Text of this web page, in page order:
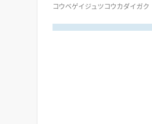
コウベゲイジュツコウカダイガク